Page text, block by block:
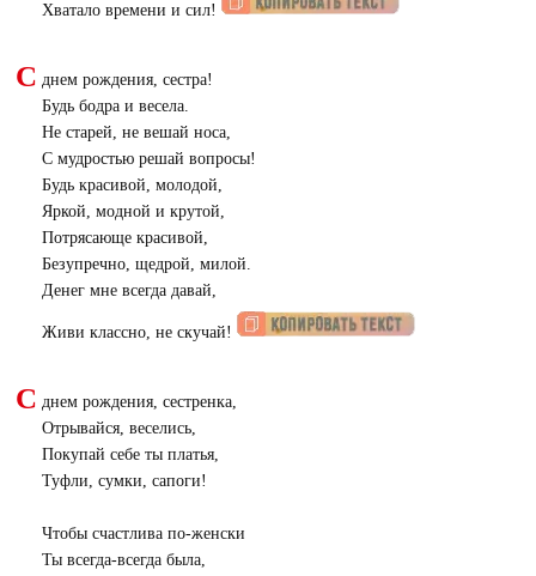
Хватало времени и сил!
С днем рождения, сестра!
Будь бодра и весела.
Не старей, не вешай носа,
С мудростью решай вопросы!
Будь красивой, молодой,
Яркой, модной и крутой,
Потрясающе красивой,
Безупречно, щедрой, милой.
Денег мне всегда давай,
Живи классно, не скучай!
С днем рождения, сестренка,
Отрывайся, веселись,
Покупай себе ты платья,
Туфли, сумки, сапоги!
Чтобы счастлива по-женски
Ты всегда-всегда была,